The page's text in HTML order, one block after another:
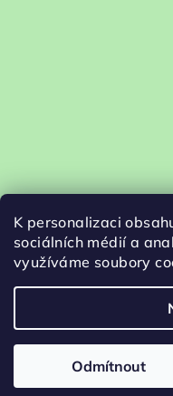
K personalizaci
sociálních médií a
využíváme soubory
Odmítnout